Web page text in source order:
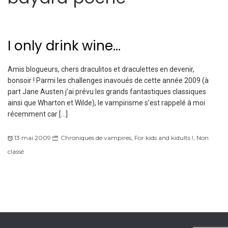
I only drink wine…
Amis blogueurs, chers draculitos et draculettes en devenir,
bonsoir ! Parmi les challenges inavoués de cette année 2009 (à
part Jane Austen j’ai prévu les grands fantastiques classiques
ainsi que Wharton et Wilde), le vampirisme s’est rappelé à moi
récemment car […]
13 mai 2009 Chroniques de vampires For kids and kidults ! Non
classé